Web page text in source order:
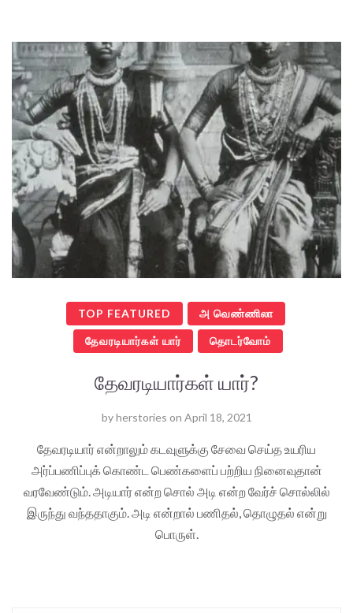
TOP FEATURED அ வெண்ணிலா
தேவரடியார்கள் யார் தொடர்வோம்
தேவரடியார்கள் யார்?
byherstories on April 18, 2021
தேவரடியார் என்றாலும் கடவுளுக்கு சேவை செய்த உயரிய
அர்ப்பணிப்புக் கொண்ட பெண்களைப் பற்றிய நினைவுதான்
வரவேண்டும். அடியார் என்ற சொல் அடி என்ற வேர்ச் சொல்லில்
இருந்து வந்ததாகும். அடி என்றால் பணிதல், தொழுதல் என்று
பொருள்.